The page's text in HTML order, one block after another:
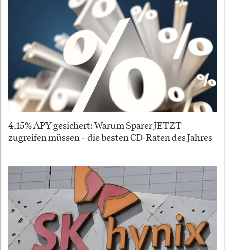
4,15% APY gesichert: Warum Sparer JETZT
zugreifen müssen – die besten CD-Raten des Jahres